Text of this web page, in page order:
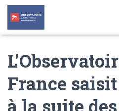
France
à la suite